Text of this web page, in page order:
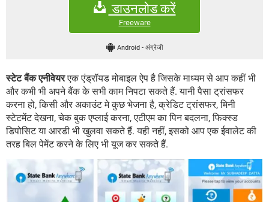
कंप्यूटर बस
डाउनलोड करें
Freeware
Android - अंग्रेजी
स्टेट बैंक एनीवेयरएक एंड्रॉयड मोबाइल ऐप है जिसके माध्यम से आप कहीं भी
और कभी भी अपने बैंक के सभी काम निपटा सकते हैं. यानी पैसा ट्रांसफर
करना हो, किसी और अकाउंट मे कुछ भेजना है, क्रेडिट ट्रांसफर, मिनी
स्टेटमेंट देखना, चेक बुक एप्लाई करना, एटीएम का पिन बदलना, फिक्स्ड
डिपोसिट या आरडी भी खुलवा सकते हैं. यही नहीं, इसको आप एक ईवालेट की
तरह बिल पेमेंट करने के लिए भी यूज कर सकते हैं.